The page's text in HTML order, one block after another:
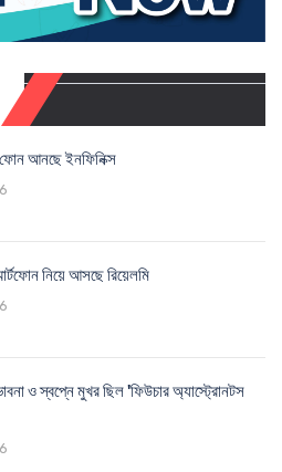
আনছে ইনফিনিক্স
নিয়ে আসছে রিয়েলমি
ও স্বপ্নে মুখর ছিল 'ফিউচার অ্যাস্ট্রোনটস